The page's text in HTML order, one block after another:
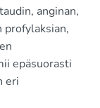
anginan,
profylaksian,
epäsuorasti
eri